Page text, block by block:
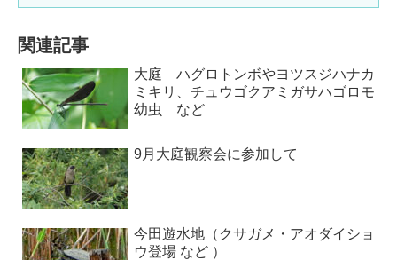
関連記事
大庭 ハグロトンボやヨツスジハナカ
ミキリ、チュウゴクアミガサハゴロモ
幼虫 など
9月大庭観察会に参加して
今田遊水地（クサガメ・アオダイショ
ウ登場 など ）